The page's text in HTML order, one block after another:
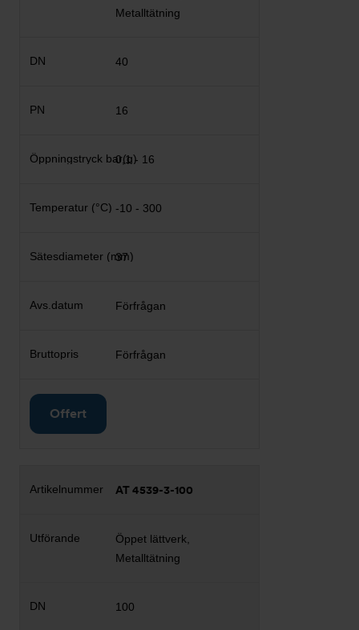
Metalltätning
40
16
0,1 - 16
-10 - 300
37
Förfrågan
Förfrågan
Offert
AT 4539-3-100
Öppet lättverk,
Metalltätning
100